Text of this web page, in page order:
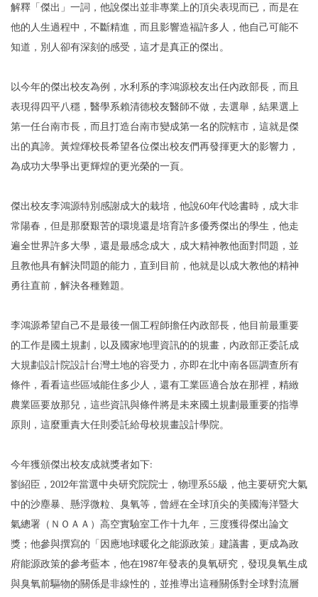
解釋「傑出」一詞，他說傑出並非專業上的頂尖表現而已，而是在
他的人生過程中，不斷精進，而且影響造福許多人，他自己可能不
知道，別人卻有深刻的感受，這才是真正的傑出。
以今年的傑出校友為例，水利系的李鴻源校友出任內政部長，而且
表現得四平八穩，醫學系賴清德校友醫師不做，去選舉，結果選上
第一任台南市長，而且打造台南市變成第一名的院轄市，這就是傑
出的真諦。黃煌煇校長希望各位傑出校友們再發揮更大的影響力，
為成功大學爭出更輝煌的更光榮的一頁。
傑出校友李鴻源特別感謝成大的栽培，他說60年代唸書時，成大非
常陽春，但是那麼艱苦的環境還是培育許多優秀傑出的學生，他走
遍全世界許多大學，還是最感念成大，成大精神教他面對問題，並
且教他具有解決問題的能力，直到目前，他就是以成大教他的精神
勇往直前，解決各種難題。
李鴻源希望自己不是最後一個工程師擔任內政部長，他目前最重要
的工作是國土規劃，以及國家地理資訊的的規畫，內政部正委託成
大規劃設計院設計台灣土地的容受力，亦即在北中南各區調查所有
條件，看看這些區域能住多少人，還有工業區適合放在那裡，精緻
農業區要放那兒，這些資訊與條件將是未來國土規劃最重要的指導
原則，這麼重責大任則委託給母校規畫設計學院。
今年獲頒傑出校友成就獎者如下:
劉紹臣，2012年當選中央研究院院士，物理系55級，他主要研究大氣
中的沙塵暴、懸浮微粒、臭氧等，曾經在全球頂尖的美國海洋暨大
氣總署（ＮＯＡＡ）高空實驗室工作十九年，三度獲得傑出論文
獎；他參與撰寫的「因應地球暖化之能源政策」建議書，更成為政
府能源政策的參考藍本，他在1987年發表的臭氧研究，發現臭氧生成
與臭氧前驅物的關係是非線性的，並推導出這種關係對全球對流層